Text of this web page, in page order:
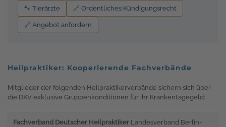
🐾 Tierärzte 🔗 Ordentliches Kündigungsrecht
🔗 Angebot anfordern
Heilpraktiker: Kooperierende Fachverbände
Mitglieder der folgenden Heilpraktikerverbände sichern sich über
die DKV exklusive Gruppenkonditionen für ihr Krankentagegeld:
Fachverband Deutscher Heilpraktiker Landesverband Berlin-